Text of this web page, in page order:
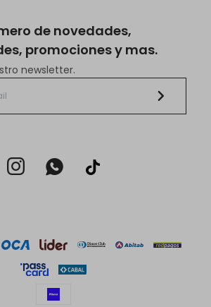
de novedades,
promociones y mas.
newsletter.
 